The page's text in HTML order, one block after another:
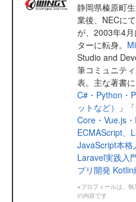
静岡県榛原町
業後、NECに
が、2003年4
ターに転身。
Studio and
筆コミュニテ
表。主な著書
C#・Python・
ットなど）
」「
Core・Vue.js
ECMAScript、
JavaScript本格
Laravel実践入
プリ開発 Kotlin
※プロフィールは、
の内容です